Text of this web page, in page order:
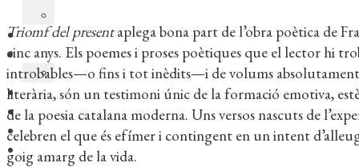
Triomf del presentaplega bona part de l’obra poètica de
cinc anys. Els poemes i proses poètiques que el lector hi
introbables—o fins i tot inèdits—i de volums absolutament
literària, són un testimoni únic de la formació emotiva,
de la poesia catalana moderna. Uns versos nascuts de
celebren el que és efímer i contingent en un intent
goig amarg de la vida.